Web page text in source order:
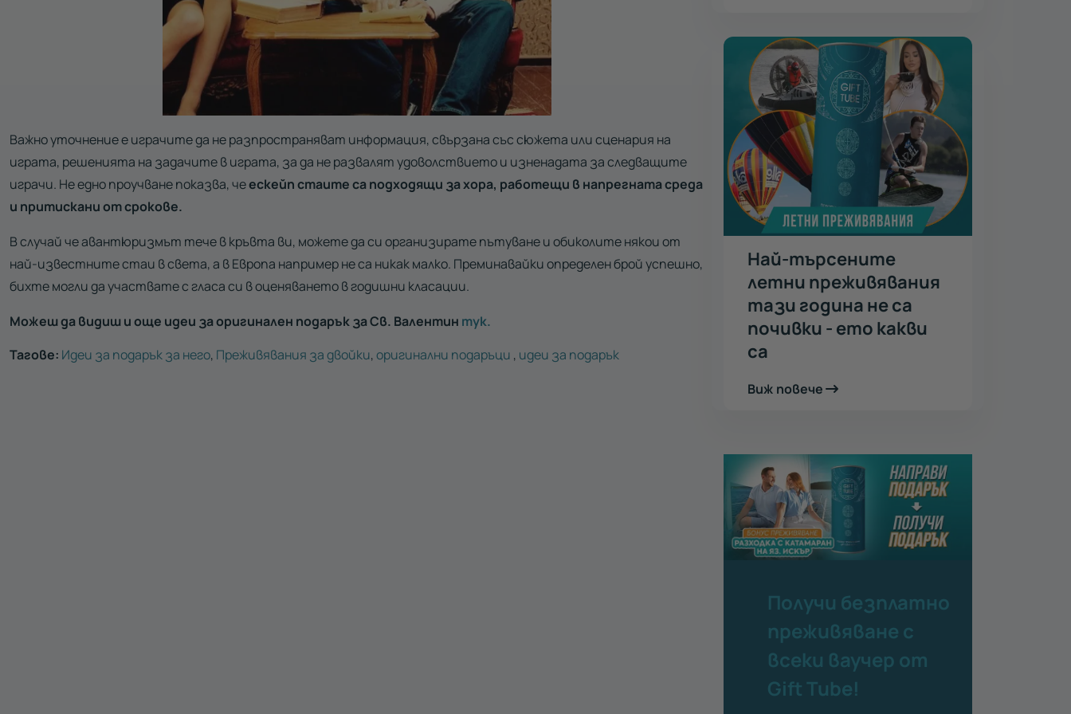
Важно уточнение е играчите да не разпространяват информация, свързана със сюжета или сценария на
играта, решенията на задачите в играта, за да не развалят удоволствието и изненадата за следващите
играчи. Не едно проучване показва, чеескейп стаите са подходящи за хора, работещи в напрегната среда
и притискани от срокове.
В случай че авантюризмът тече в кръвта ви, можете да си организирате пътуване и обиколите някои от
най-известните стаи в света, а в Европа например не са никак малко. Преминавайки определен брой успешно,
бихте могли да участвате с гласа си в оценяването в годишни класации.
Можеш да видиш и още идеи за оригинален подарък за Св. Валентин тук.
Тагове: Идеи за подарък за него, Преживявания за двойки,оригинални подаръци , идеи за подарък
Най-търсените
летни преживявания
тази година не са
почивки - ето какви
са
Виж повече
Получи безплатно
преживяване с
всеки ваучер от
Gift Tube!